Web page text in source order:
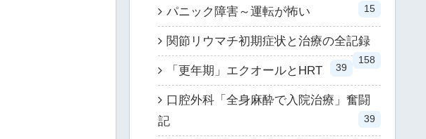
パニック障害～運転が怖い 15
関節リウマチ初期症状と治療の全記録
158
「更年期」エクオールとHRT 39
口腔外科「全身麻酔で入院治療」奮闘
記
39